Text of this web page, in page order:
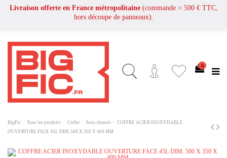
Livraison offerte en France métropolitaine (commande > 500 € TTC,
hors découpe de panneaux).
0
BigFic Tous les produits Coffre Sous-chassis
COFFRE ACIER INOXYDABLE
OUVERTURE FACE 45L DIM. 500 X 350 X 400 MM